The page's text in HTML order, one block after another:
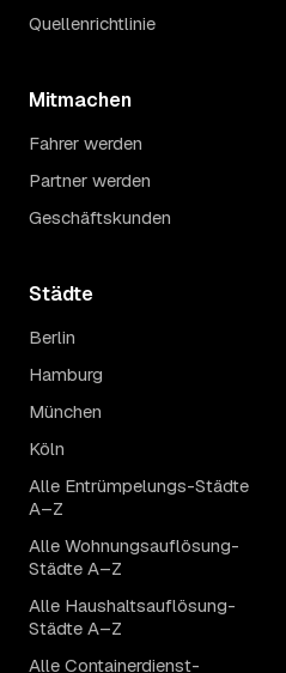
Quellenrichtlinie
Mitmachen
Fahrer werden
Partner werden
Geschäftskunden
Städte
Berlin
Hamburg
München
Köln
Alle Entrümpelungs-Städte
A–Z
Alle Wohnungsauflösung-
Städte A–Z
Alle Haushaltsauflösung-
Städte A–Z
Alle Containerdienst-